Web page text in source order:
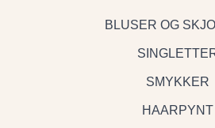
BLUSER OG
SMYKKER
HAARPYNT